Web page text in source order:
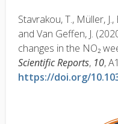
Stavrakou, T., Müller,
and Van Geffen, J.
changes in the NO₂
Scientific Reports, 10,
https://doi.org/